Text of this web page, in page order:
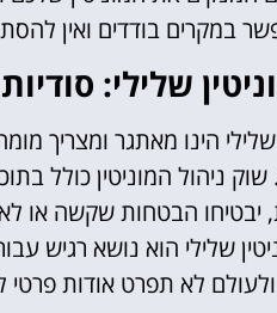
במקרים בודדים ואין
שלילי:
הינו מאתגר ומצריך
שוק ניהול המוניטין כולל
יבטיחו הבטחות שקשה או
שלילי הוא נושא רגיש
לא תפרט אודות פרטי